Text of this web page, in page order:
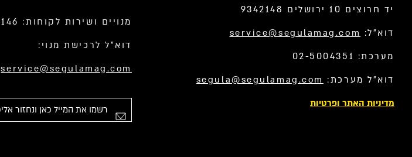
יד חרוצים 10 ירושלים 9342148
דוא”ל: service@segulamag.com
מערכת: 02-5004351
דוא”ל מערכת: segula@segulamag.com
מדיניות האתר ופרטיות
מנויים ושירות לקוחות: 058-5416146
דוא”ל לרכישת מנוי:
service@segulamag.com